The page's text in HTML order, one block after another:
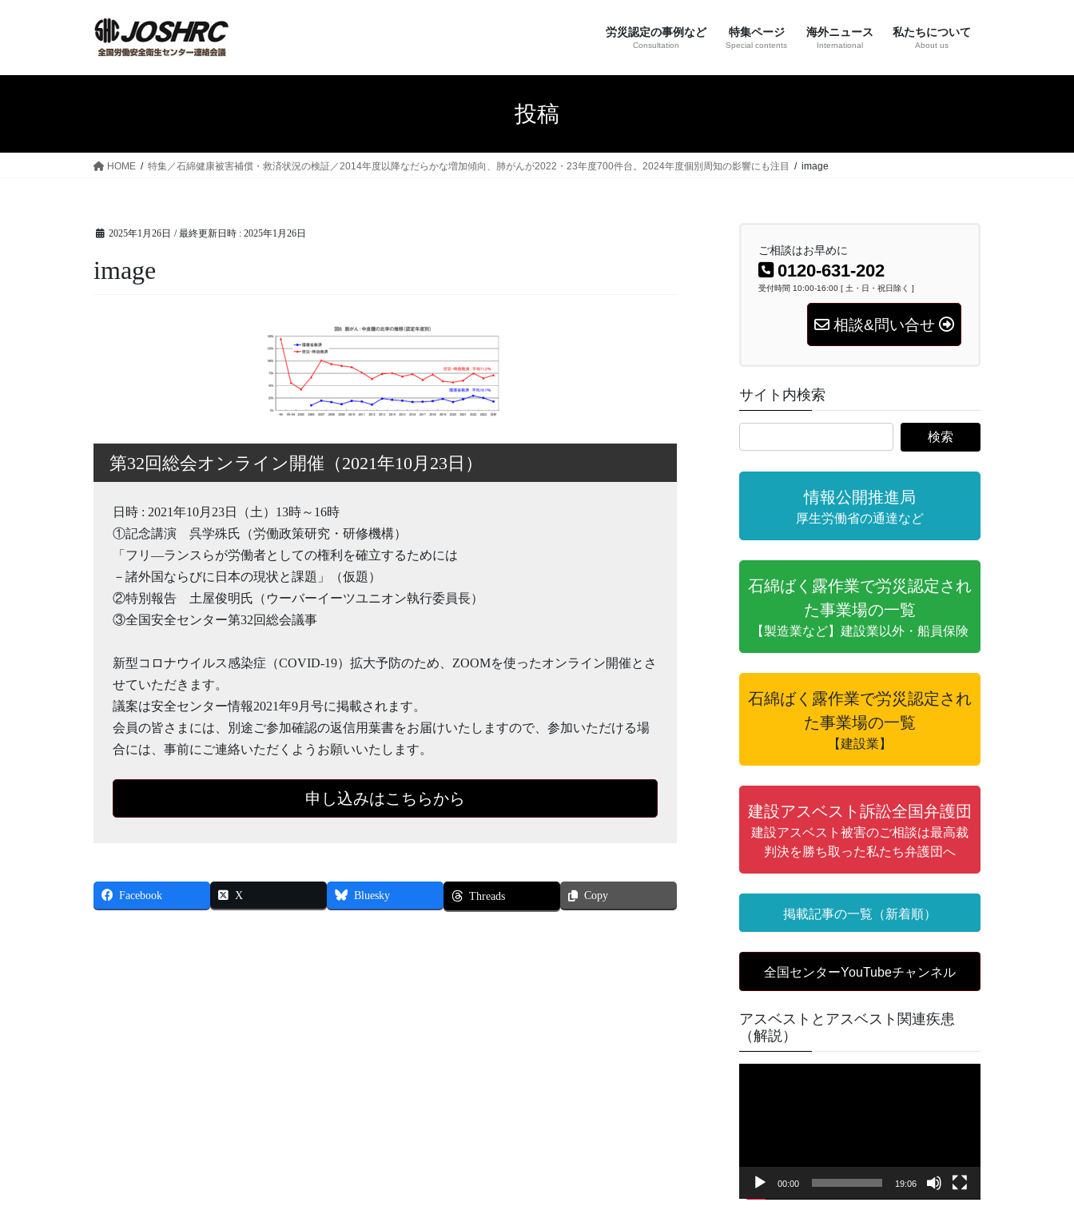
労災認定の事例など
Consultation
特集ページ
Special contents
海外ニュース
International
私たちについて
About us
投稿
HOME 特集／石綿健康被害補償・救済状況の検証／2014年度以降なだらかな増加傾向、肺がんが2022・23年度700件台。2024年度個別周知の影響にも注目 image
2025年1月26日 / 最終更新日時 : 2025年1月26日
image
第32回総会オンライン開催（2021年10月23日）
日時 : 2021年10月23日（土）13時～16時
①記念講演 呉学殊氏（労働政策研究・研修機構）
「フリ―ランスらが労働者としての権利を確立するためには
－諸外国ならびに日本の現状と課題」（仮題）
②特別報告 土屋俊明氏（ウーバーイーツユニオン執行委員長）
③全国安全センター第32回総会議事
新型コロナウイルス感染症（COVID-19）拡大予防のため、ZOOMを使ったオンライン開催とさ
せていただきます。
議案は安全センター情報2021年9月号に掲載されます。
会員の皆さまには、別途ご参加確認の返信用葉書をお届けいたしますので、参加いただける場
合には、事前にご連絡いただくようお願いいたします。
申し込みはこちらから
Facebook X Bluesky Threads Copy
ご相談はお早めに
0120-631-202
受付時間 10:00-16:00 [ 土・日・祝日除く ]
相談&問い合せ
サイト内検索
情報公開推進局
厚生労働省の通達など
石綿ばく露作業で労災認定され
た事業場の一覧
【製造業など】建設業以外・船員保険
石綿ばく露作業で労災認定され
た事業場の一覧
【建設業】
建設アスベスト訴訟全国弁護団
建設アスベスト被害のご相談は最高裁
判決を勝ち取った私たち弁護団へ
掲載記事の一覧（新着順）
全国センターYouTubeチャンネル
アスベストとアスベスト関連疾患
（解説）
ヤ
00:00 19:06